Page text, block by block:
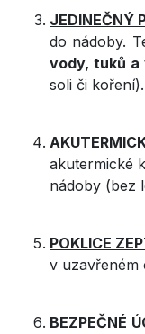
JEDINEČNÝ
do nádoby.
vody, tuků
soli či
akutermické
nádoby (bez
POKLICE
v uzavřeném
BEZPEČNÉ